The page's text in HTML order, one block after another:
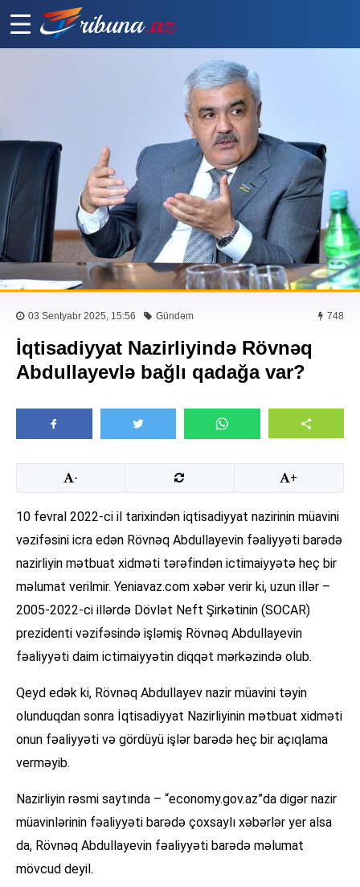
03 Sentyabr 2025, 15:56 Gündəm 748
İqtisadiyyat Nazirliyində Rövnəq
Abdullayevlə bağlı qadağa var?
- +
10 fevral 2022-ci il tarixindən iqtisadiyyat nazirinin müavini
vəzifəsini icra edən Rövnəq Abdullayevin fəaliyyəti barədə
nazirliyin mətbuat xidməti tərəfindən ictimaiyyətə heç bir
məlumat verilmir. Yeniavaz.com xəbər verir ki, uzun illər –
2005-2022-ci illərdə Dövlət Neft Şirkətinin (SOCAR)
prezidenti vəzifəsində işləmiş Rövnəq Abdullayevin
fəaliyyəti daim ictimaiyyətin diqqət mərkəzində olub.
Qeyd edək ki, Rövnəq Abdullayev nazir müavini təyin
olunduqdan sonra İqtisadiyyat Nazirliyinin mətbuat xidməti
onun fəaliyyəti və gördüyü işlər barədə heç bir açıqlama
verməyib.
Nazirliyin rəsmi saytında – “economy.gov.az”da digər nazir
müavinlərinin fəaliyyəti barədə çoxsaylı xəbərlər yer alsa
da, Rövnəq Abdullayevin fəaliyyəti barədə məlumat
mövcud deyil.